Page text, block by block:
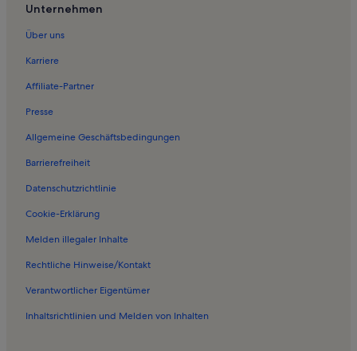
Ferienwohnungen in Tösens
Ferienwohnungen in Zeinisbahn
Ferienwohnungen in Planseggbahn
Ferienwohnungen in Laustalbahn
Ferienwohnungen in Pfunds
Ferienwohnungen in Sesselbahn Rossmoos
Ferienwohnungen in Komperdellbahn
Ferienwohnungen in Mini Fundus
Ferienwohnungen in Obere Scheidbahn
Unternehmen
Über uns
Karriere
Affiliate-Partner
Presse
Allgemeine Geschäftsbedingungen
Barrierefreiheit
Datenschutzrichtlinie
Cookie-Erklärung
Melden illegaler Inhalte
Rechtliche Hinweise/Kontakt
Verantwortlicher Eigentümer
Inhaltsrichtlinien und Melden von Inhalten